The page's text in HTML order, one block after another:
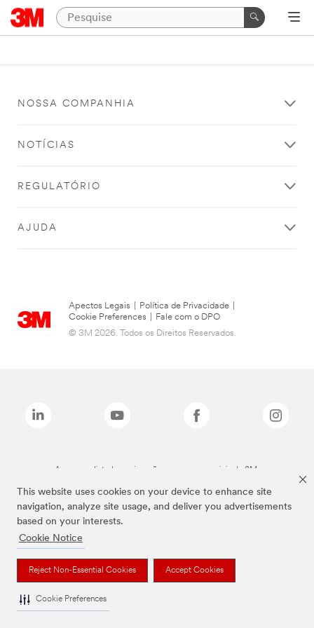
This website uses cookies on your device to enhance site
navigation, analyze site usage, and deliver you advertisements
based on your interests.
Cookie Notice
Reject Non-Essential Cookies Accept Cookies
Cookie Preferences
NOSSA COMPANHIA
NOTÍCIAS
REGULATÓRIO
AJUDA
Apectos Legais Política de Privacidade
Cookie Preferences
Fale com o DPO
© 3M 2026. Todos os Direitos Reservados.
As marcas listadas a cima são marcas comerciais da 3M.